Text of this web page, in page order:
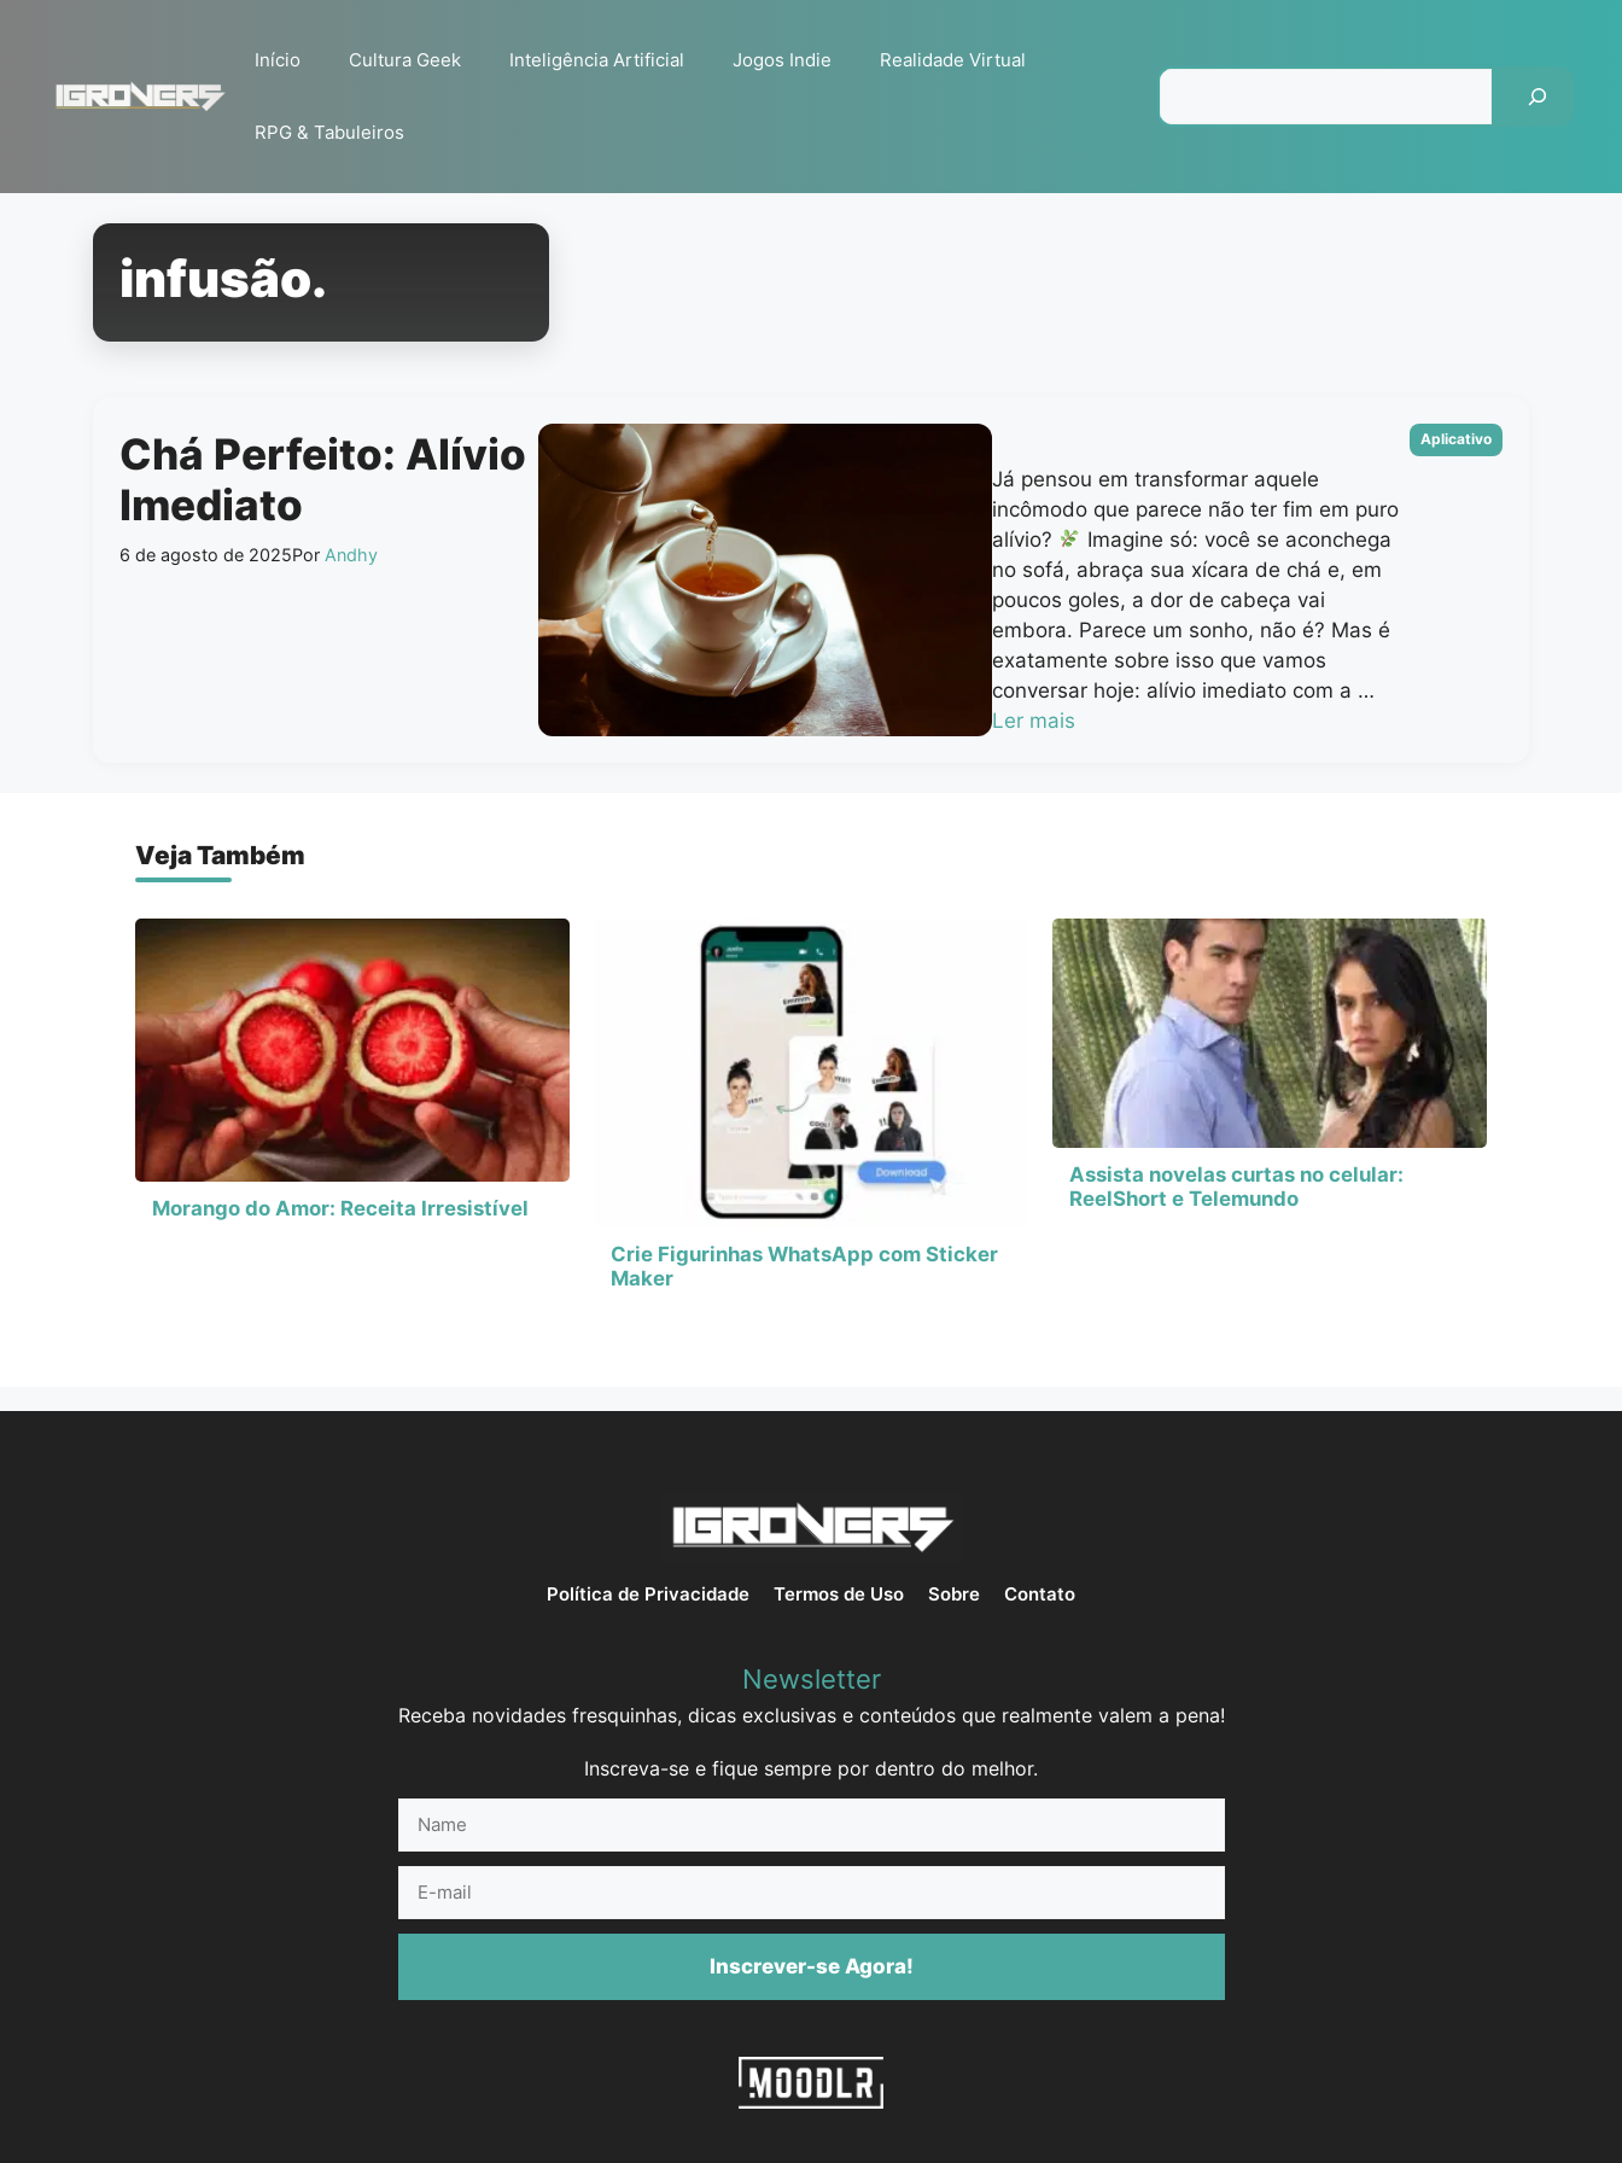
conteúdo
Início Cultura Geek Inteligência Artificial Jogos Indie Realidade Virtual
RPG & Tabuleiros
infusão.
Chá Perfeito: Alívio
Imediato
6 de agosto de 2025Por Andhy
Já pensou em transformar aquele
incômodo que parece não ter fim em puro
alívio?
Imagine só: você se aconchega
no sofá, abraça sua xícara de chá e, em
poucos goles, a dor de cabeça vai
embora. Parece um sonho, não é? Mas é
exatamente sobre isso que vamos
conversar hoje: alívio imediato com a …
Ler mais
Categorias
Aplicativo
Veja Também
Morango do Amor: Receita Irresistível
Crie Figurinhas WhatsApp com Sticker
Maker
Assista novelas curtas no celular:
ReelShort e Telemundo
Política de Privacidade Termos de Uso Sobre Contato
Newsletter
Receba novidades fresquinhas, dicas exclusivas e conteúdos que realmente valem a pena!
Inscreva-se e fique sempre por dentro do melhor.
mail
Inscrever-se Agora!